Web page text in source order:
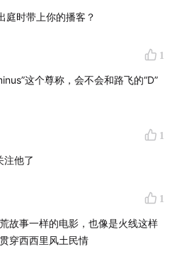
庭时带上你的播客？
1
这个尊称，会不会和路飞的“D”
1
注他了
1
故事一样的电影，也像是火线这样
穿西西里风土民情